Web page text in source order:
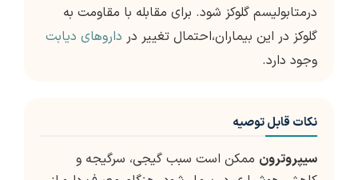
درمتابولیسم گلوکز شود. برای مقابله با مقاومت به
گلوکز در این بیماران،احتمال تغییر در داروهای دیابت
وجود دارد.
نکات قابل توصیه
سیپروترون ممکن است سبب گیجی، سرگیجه و